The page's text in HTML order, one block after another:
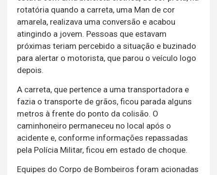
rotatória quando a carreta, uma Man de cor
amarela, realizava uma conversão e acabou
atingindo a jovem. Pessoas que estavam
próximas teriam percebido a situação e buzinado
para alertar o motorista, que parou o veículo logo
depois.
A carreta, que pertence a uma transportadora e
fazia o transporte de grãos, ficou parada alguns
metros à frente do ponto da colisão. O
caminhoneiro permaneceu no local após o
acidente e, conforme informações repassadas
pela Polícia Militar, ficou em estado de choque.
Equipes do Corpo de Bombeiros foram acionadas